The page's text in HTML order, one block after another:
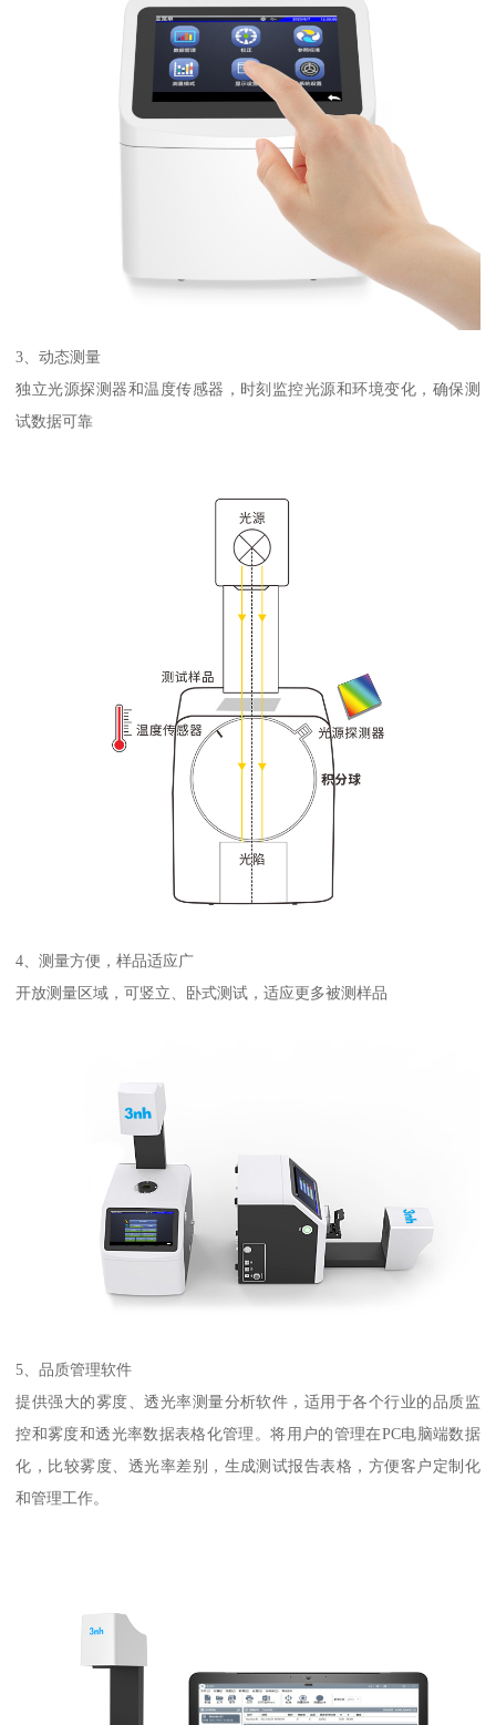
3 、动态测量
独立光源探测器和温度传感器，时刻监控光源和环境变化，确保测
试数据可靠
4、测量方便，样品适应广
开放测量区域，可竖立、卧式测试，适应更多被测样品
5 、品质管理软件
提供强大的雾度、透光率测量分析软件，适用于各个行业的品质监
控和雾度和透光率数据表格化管理。将用户的管理在PC电脑端数据
化，比较雾度、透光率差别，生成测试报告表格，方便客户定制化
和管理工作。